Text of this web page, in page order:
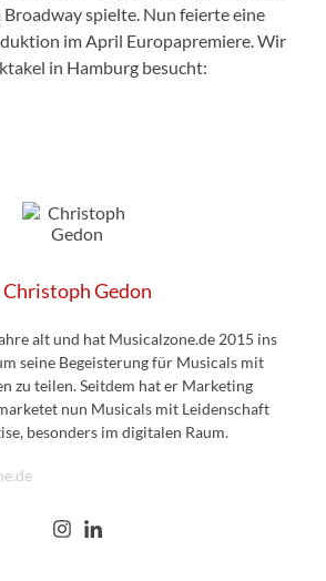
Broadway spielte. Nun feierte eine
im April Europapremiere. Wir
in Hamburg besucht:
Christoph Gedon
alt und hat Musicalzone.de 2015 ins
seine Begeisterung für Musicals mit
zu teilen. Seitdem hat er Marketing
nun Musicals mit Leidenschaft
besonders im digitalen Raum.